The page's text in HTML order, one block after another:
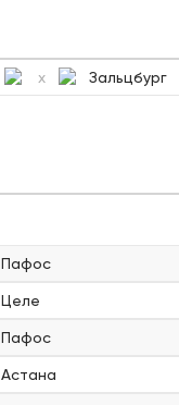
x Зальцбург
Пафос
Целе
Пафос
Астана